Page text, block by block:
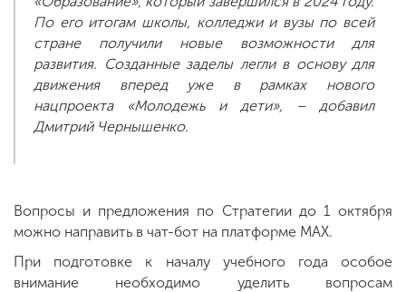
По его итогам школы, колледжи и вузы по всей
стране получили новые возможности для
развития. Созданные заделы легли в основу для
движения вперед уже в рамках нового
нацпроекта «Молодежь и дети», – добавил
Дмитрий Чернышенко.
Вопросы и предложения по Стратегии до 1 октября
можно направить в чат-бот на платформе MAX.
При подготовке к началу учебного года особое
внимание необходимо уделить вопросам